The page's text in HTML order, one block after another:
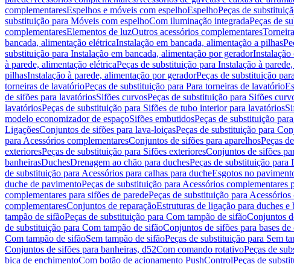
complementaresEspelhos e móveis com espelhoEspelhoPeças de
substituição para Móveis com espelhoCom iluminação integradaPeças de
complementaresElementos de luzOutros acessórios complementares
bancada, alimentação elétricaInstalação em bancada, alimentação a pilhas
substituição para Instalação em bancada, alimentação por gerador
à parede, alimentação elétricaPeças de substituição para Instalação à
pilhasInstalação à parede, alimentação por geradorPeças de substituição
torneiras de lavatórioPeças de substituição para Para torneiras de lavatório
de sifões para lavatóriosSifões curvosPeças de substituição para Sifões
lavatóriosPeças de substituição para Sifões de tubo interior para lavatórios
modelo economizador de espaçoSifões embutidosPeças de substituição
LigaçõesConjuntos de sifões para lava-loiçasPeças de substituição para
para Acessórios complementaresConjuntos de sifões para aparelhosPeças
exterioresPeças de substituição para Sifões exterioresConjuntos de sifões
banheirasDuchesDrenagem ao chão para duchesPeças de substituição para
de substituição para Acessórios para calhas para ducheEsgotos no
duche de pavimentoPeças de substituição para Acessórios
complementares para sifões de paredePeças de substituição para
complementaresConjuntos de reparaçãoEstruturas de ligação para duches e
tampão de sifãoPeças de substituição para Com tampão de sifãoConjuntos
de substituição para Com tampão de sifãoConjuntos de sifões para bases
Com tampão de sifãoSem tampão de sifãoPeças de substituição para Sem
Conjuntos de sifões para banheiras, d52Com comando rotativoPeças de
bica de enchimentoCom botão de acionamento PushControlPeças de